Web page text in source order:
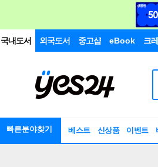
국내도서 외국도서 중고샵 eBook 크
빠른분야찾기 베스트 신상품 이벤트